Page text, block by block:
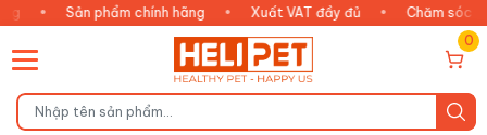
phẩm chính hãng • Xuất VAT đầy đủ •
Chăm sóc thông minh
0